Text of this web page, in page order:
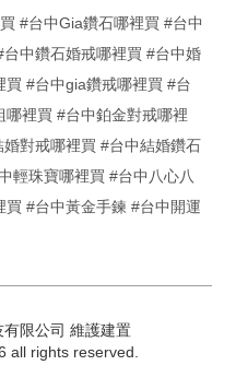
#台中Gia鑽石哪裡買 #台中
台中鑽石婚戒哪裡買 #台中婚
買 #台中gia鑽戒哪裡買 #台
哪裡買 #台中鉑金對戒哪裡
婚對戒哪裡買 #台中結婚鑽石
輕珠寶哪裡買 #台中八心八
買 #台中黃金手鍊 #台中開運
限公司 維護建置
all rights reserved.